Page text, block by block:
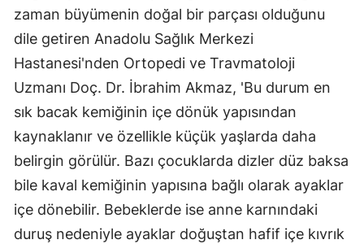
zaman büyümenin doğal bir parçası olduğunu
dile getiren Anadolu Sağlık Merkezi
Hastanesi'nden Ortopedi ve Travmatoloji
Uzmanı Doç. Dr. İbrahim Akmaz, 'Bu durum en
sık bacak kemiğinin içe dönük yapısından
kaynaklanır ve özellikle küçük yaşlarda daha
belirgin görülür. Bazı çocuklarda dizler düz baksa
bile kaval kemiğinin yapısına bağlı olarak ayaklar
içe dönebilir. Bebeklerde ise anne karnındaki
duruş nedeniyle ayaklar doğuştan hafif içe kıvrık